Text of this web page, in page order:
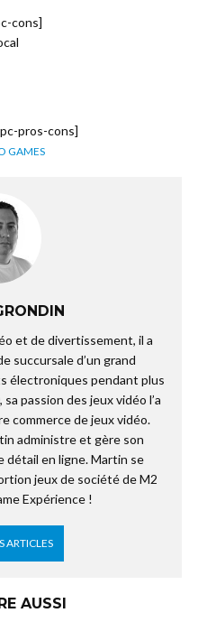
cons]
pros-cons]
GAMES
et de divertissement, il a
succursale d’un grand
électroniques pendant plus
passion des jeux vidéo l’a
commerce de jeux vidéo.
administre et gère son
détail en ligne. Martin se
jeux de société de M2
Expérience !
ARTICLES
AUSSI